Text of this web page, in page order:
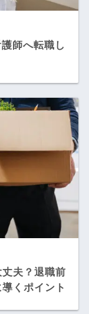
師へ転職し
夫？退職前
くポイント